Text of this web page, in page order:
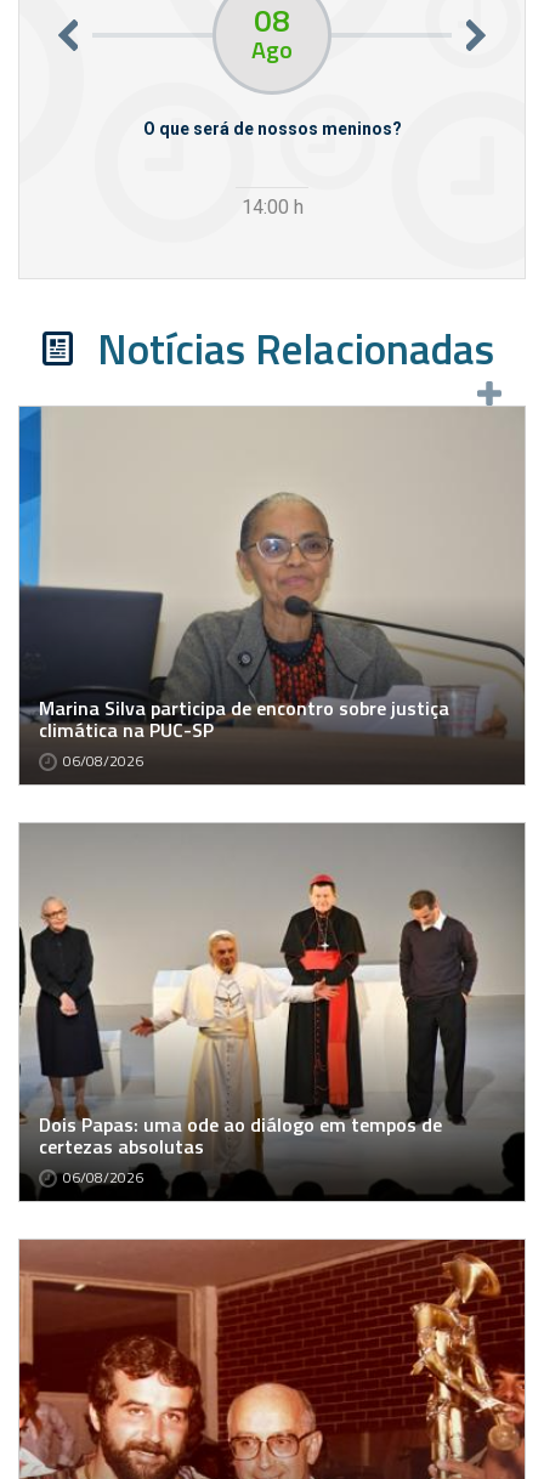
08
Ago
O que será de nossos meninos?
14:00 h
Notícias Relacionadas
Marina Silva participa de encontro sobre justiça
climática na PUC-SP
06/08/2026
Dois Papas: uma ode ao diálogo em tempos de
certezas absolutas
06/08/2026